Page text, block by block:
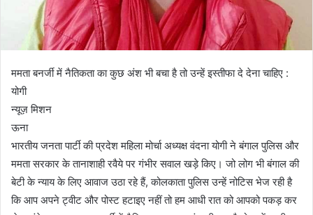
ममता बनर्जी में नैतिकता का कुछ अंश भी बचा है तो उन्हें इस्तीफा दे देना चाहिए :
योगी
न्यूज़ मिशन
ऊना
भारतीय जनता पार्टी की प्रदेश महिला मोर्चा अध्यक्ष वंदना योगी ने बंगाल पुलिस और
ममता सरकार के तानाशाही रवैये पर गंभीर सवाल खड़े किए। जो लोग भी बंगाल की
बेटी के न्याय के लिए आवाज उठा रहे हैं, कोलकाता पुलिस उन्हें नोटिस भेज रही है
कि आप अपने ट्वीट और पोस्ट हटाइए नहीं तो हम आधी रात को आपको पकड़ कर